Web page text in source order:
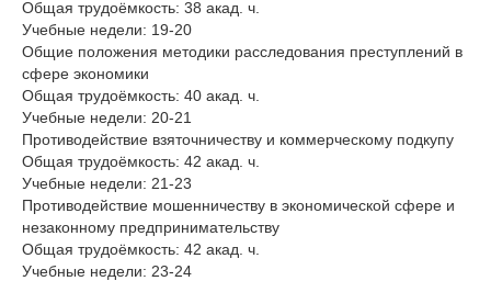
Общая трудоёмкость: 38 акад. ч.
Учебные недели: 19-20
Общие положения методики расследования преступлений в
сфере экономики
Общая трудоёмкость: 40 акад. ч.
Учебные недели: 20-21
Противодействие взяточничеству и коммерческому подкупу
Общая трудоёмкость: 42 акад. ч.
Учебные недели: 21-23
Противодействие мошенничеству в экономической сфере и
незаконному предпринимательству
Общая трудоёмкость: 42 акад. ч.
Учебные недели: 23-24